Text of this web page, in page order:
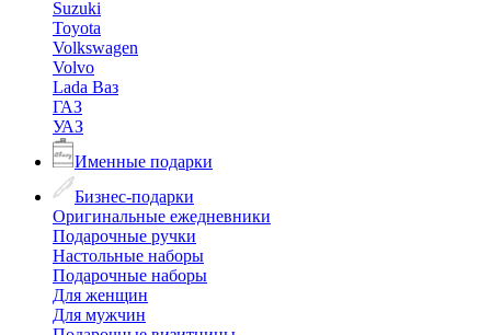
Suzuki
Toyota
Volkswagen
Volvo
Lada Ваз
ГАЗ
УАЗ
Именные подарки
Бизнес-подарки
Оригинальные ежедневники
Подарочные ручки
Настольные наборы
Подарочные наборы
Для женщин
Для мужчин